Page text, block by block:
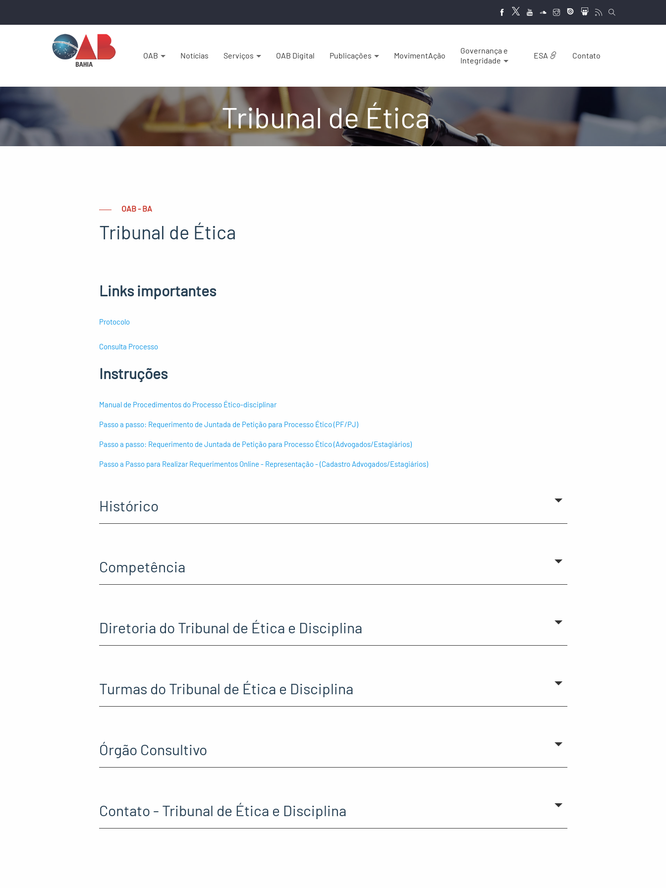
OAB Notícias Serviços OAB Digital Publicações MovimentAção
Governança e
Integridade
ESA Contato
Tribunal de Ética
OAB - BA
Tribunal de Ética
Links importantes
Protocolo
Consulta Processo
Instruções
Manual de Procedimentos do Processo Ético-disciplinar
Passo a passo: Requerimento de Juntada de Petição para Processo Ético (PF/PJ)
Passo a passo: Requerimento de Juntada de Petição para Processo Ético (Advogados/Estagiários)
Passo a Passo para Realizar Requerimentos Online - Representação - (Cadastro Advogados/Estagiários)
Histórico
Competência
Diretoria do Tribunal de Ética e Disciplina
Turmas do Tribunal de Ética e Disciplina
Órgão Consultivo
Contato - Tribunal de Ética e Disciplina